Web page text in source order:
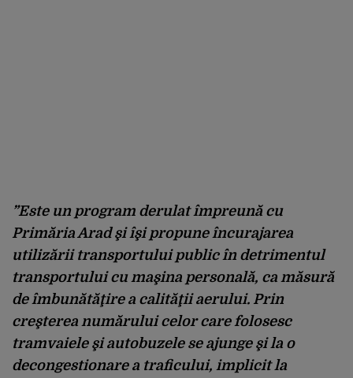
”Este un program derulat împreună cu
Primăria Arad şi îşi propune încurajarea
utilizării transportului public în detrimentul
transportului cu maşina personală, ca măsură
de îmbunătăţire a calităţii aerului. Prin
creşterea numărului celor care folosesc
tramvaiele şi autobuzele se ajunge şi la o
decongestionare a traficului, implicit la